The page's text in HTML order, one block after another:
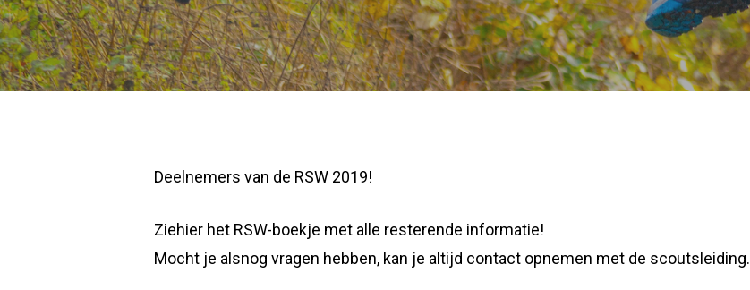
Deelnemers van de RSW 2019!
Ziehier het RSW-boekje met alle resterende informatie!
Mocht je alsnog vragen hebben, kan je altijd contact opnemen met de scoutsleiding.